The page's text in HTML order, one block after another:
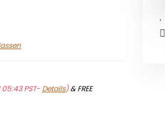
PST- Details)&FREE